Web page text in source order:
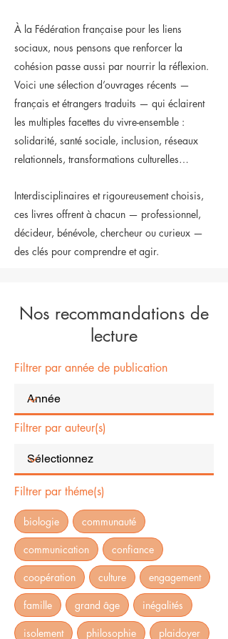
À la Fédération française pour les liens
sociaux, nous pensons que renforcer la
cohésion passe aussi par nourrir la réflexion.
Voici une sélection d’ouvrages récents —
français et étrangers traduits — qui éclairent
les multiples facettes du vivre-ensemble :
solidarité, santé sociale, inclusion, réseaux
relationnels, transformations culturelles…
Interdisciplinaires et rigoureusement choisis,
ces livres offrent à chacun — professionnel,
décideur, bénévole, chercheur ou curieux —
des clés pour comprendre et agir.
Nos recommandations de
lecture
Filtrer par année de publication
Filtrer par auteur(s)
Filtrer par théme(s)
biologie communauté
communication confiance
coopération culture engagement
famille grand âge inégalités
isolement philosophie plaidoyer